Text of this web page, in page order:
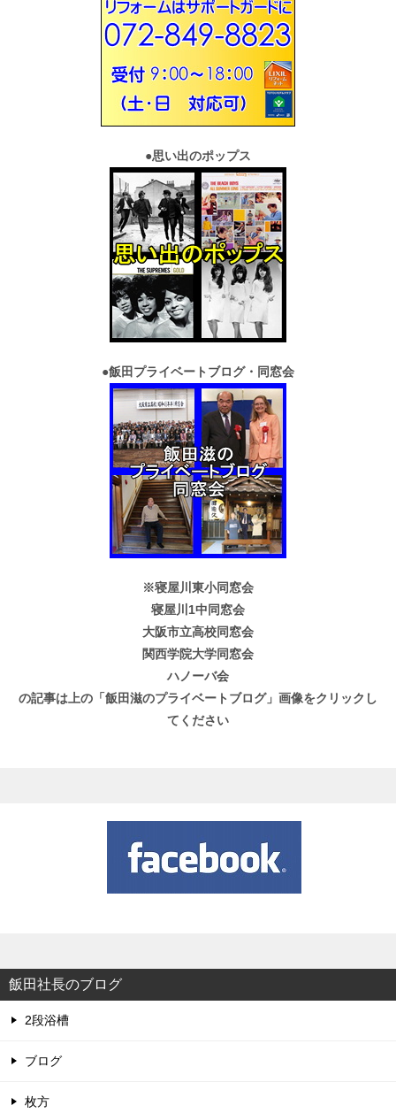
●思い出のポップス
●飯田プライベートブログ・同窓会
※寝屋川東小同窓会
寝屋川1中同窓会
大阪市立高校同窓会
関西学院大学同窓会
ハノーバ会
の記事は上の「飯田滋のプライベートブログ」画像をクリックし
てください
飯田社長のブログ
2段浴槽
ブログ
枚方